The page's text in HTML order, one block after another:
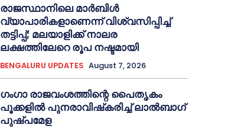
രാജസ്ഥാനിലെ മാർബിൾ
വ്യാപാരികളാണെന്ന് വിശ്വസിപ്പിച്ച്
തട്ടിപ്പ്; മലയാളിക്ക് നാലര
ലക്ഷത്തിലേറെ രൂപ നഷ്ടമായി
BENGALURU UPDATES August 7, 2026
ഗംഗാ രാജവംശത്തിന്റെ പൈതൃകം
പൂക്കളിൽ പുനരാവിഷ്‌കരിച്ച് ലാൽബാഗ്
പുഷ്പമേള